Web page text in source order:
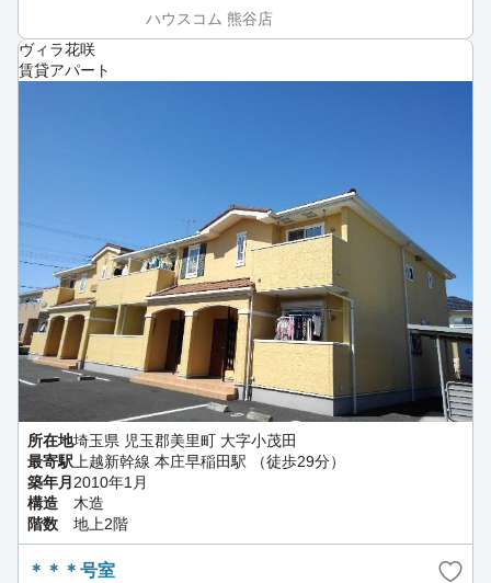
ハウスコム 熊谷店
ヴィラ花咲
賃貸アパート
所在地埼玉県 児玉郡美里町 大字小茂田
最寄駅 上越新幹線 本庄早稲田駅 （徒歩29分）
築年月 2010年1月
構造
木造
階数
地上2階
＊＊＊号室